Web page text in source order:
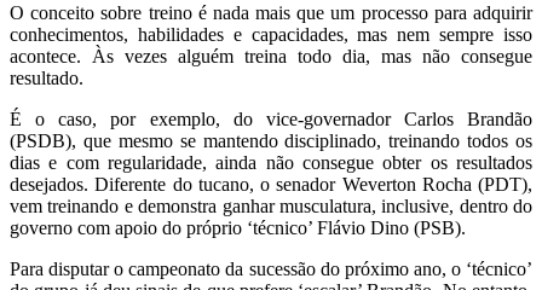
O conceito sobre treino é nada mais que um processo para adquirir
conhecimentos, habilidades e capacidades, mas nem sempre isso
acontece. Às vezes alguém treina todo dia, mas não consegue
resultado.
É o caso, por exemplo, do vice-governador Carlos Brandão
(PSDB), que mesmo se mantendo disciplinado, treinando todos os
dias e com regularidade, ainda não consegue obter os resultados
desejados. Diferente do tucano, o senador Weverton Rocha (PDT),
vem treinando e demonstra ganhar musculatura, inclusive, dentro do
governo com apoio do próprio ‘técnico’ Flávio Dino (PSB).
Para disputar o campeonato da sucessão do próximo ano, o ‘técnico’